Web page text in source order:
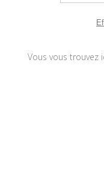
Vous vous trouvez